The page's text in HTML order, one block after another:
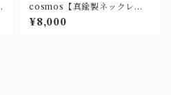
cosmos【真鍮製ネックレ
ス】
¥8,000